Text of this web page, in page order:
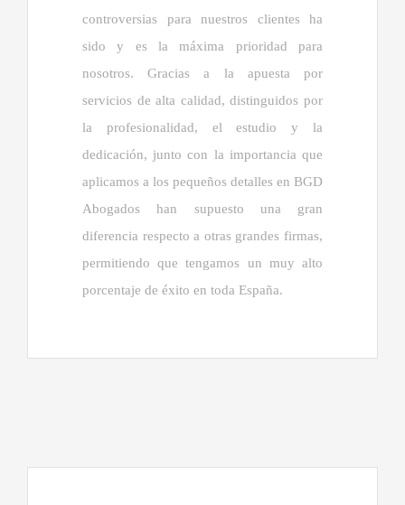
controversias para nuestros clientes ha
sido y es la máxima prioridad para
nosotros. Gracias a la apuesta por
servicios de alta calidad, distinguidos por
la profesionalidad, el estudio y la
dedicación, junto con la importancia que
aplicamos a los pequeños detalles en BGD
Abogados han supuesto una gran
diferencia respecto a otras grandes firmas,
permitiendo que tengamos un muy alto
porcentaje de éxito en toda España.